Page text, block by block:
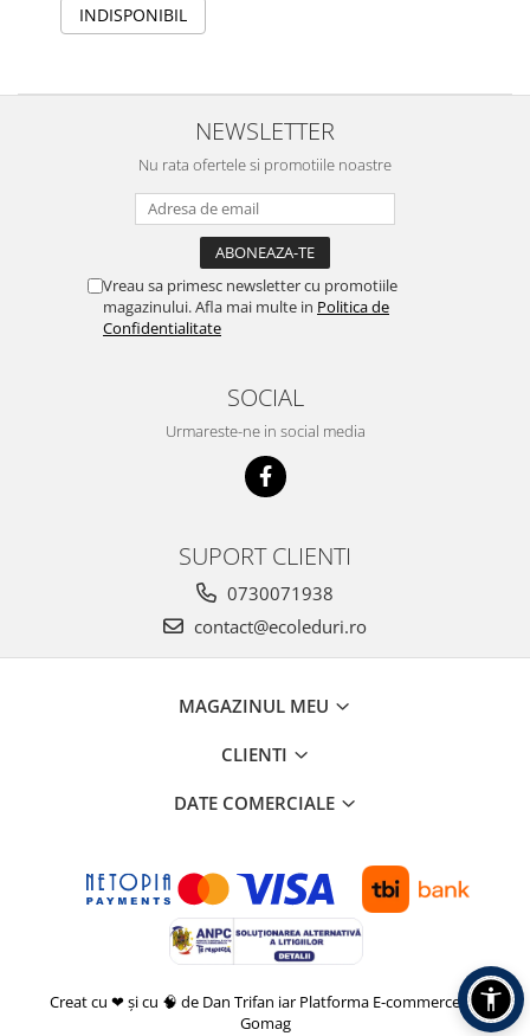
INDISPONIBIL
NEWSLETTER
Nu rata ofertele si promotiile noastre
Vreau sa primesc newsletter cu promotiile
magazinului. Afla mai multe in Politica de
Confidentialitate
SOCIAL
Urmareste-ne in social media
SUPORT CLIENTI
0730071938
contact@ecoleduri.ro
MAGAZINUL MEU
CLIENTI
DATE COMERCIALE
Creat cu ❤ și cu 🧠 de Dan Trifan iar Platforma E-commerce by
Gomag